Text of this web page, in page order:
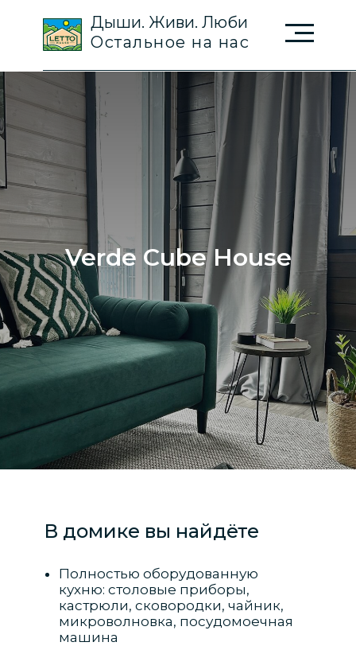
Дыши. Живи. Люби
Остальное на нас
Verde Cube House
В домике вы найдёте
Полностью оборудованную
кухню: столовые приборы,
кастрюли, сковородки, чайник,
микроволновка, посудомоечная
машина